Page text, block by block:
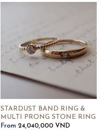
STARDUST BAND RING &
MULTI PRONG STONE RING
From 24,040,000 VND